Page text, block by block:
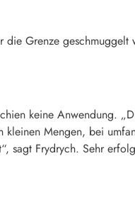
die Grenze geschmuggelt
keine Anwendung.
kleinen Mengen, bei
sagt Frydrych. Sehr